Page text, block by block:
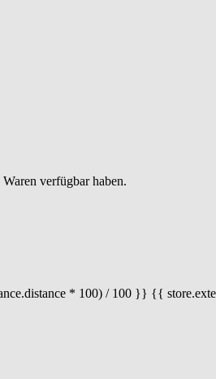
verfügbar haben.
* 100) / 100 }} {{